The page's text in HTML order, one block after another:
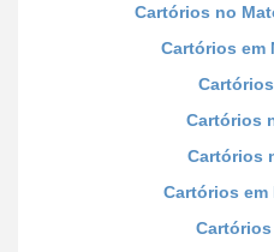
Cartórios no
Cartórios em
Cartórios
Cartórios
Cartórios em